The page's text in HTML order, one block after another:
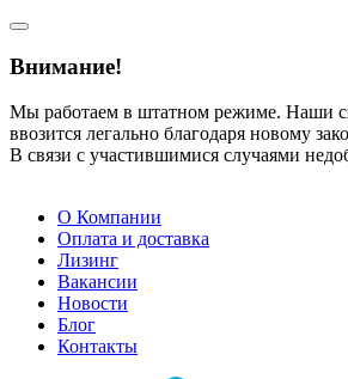
Внимание!
Мы работаем в штатном режиме. Наши
ввозится легально благодаря новому
В связи с участившимися случаями
О Компании
Оплата и доставка
Лизинг
Вакансии
Новости
Блог
Контакты